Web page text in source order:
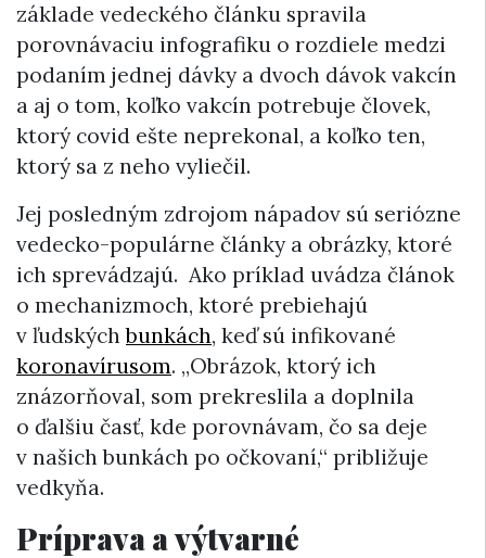
základe vedeckého článku spravila
porovnávaciu infografiku o rozdiele medzi
podaním jednej dávky a dvoch dávok vakcín
a aj o tom, koľko vakcín potrebuje človek,
ktorý covid ešte neprekonal, a koľko ten,
ktorý sa z neho vyliečil.
Jej posledným zdrojom nápadov sú seriózne
vedecko-populárne články a obrázky, ktoré
ich sprevádzajú. Ako príklad uvádza článok
o mechanizmoch, ktoré prebiehajú
v ľudskýchbunkách, keď sú infikované
koronavírusom. „Obrázok, ktorý ich
znázorňoval, som prekreslila a doplnila
o ďalšiu časť, kde porovnávam, čo sa deje
v našich bunkách po očkovaní,“ približuje
vedkyňa.
Príprava a výtvarné